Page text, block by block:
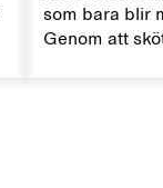
som bara blir
Genom att